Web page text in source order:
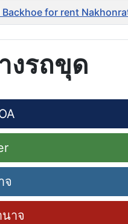
for rent
งรถขุด
จ
นาจ